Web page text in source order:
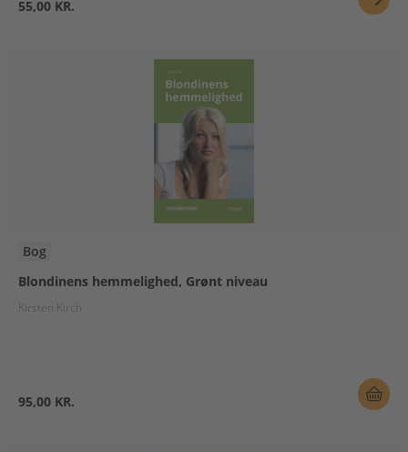
55,00 KR.
Bog
Blondinens hemmelighed, Grønt niveau
Kirsten Kirch
95,00 KR.